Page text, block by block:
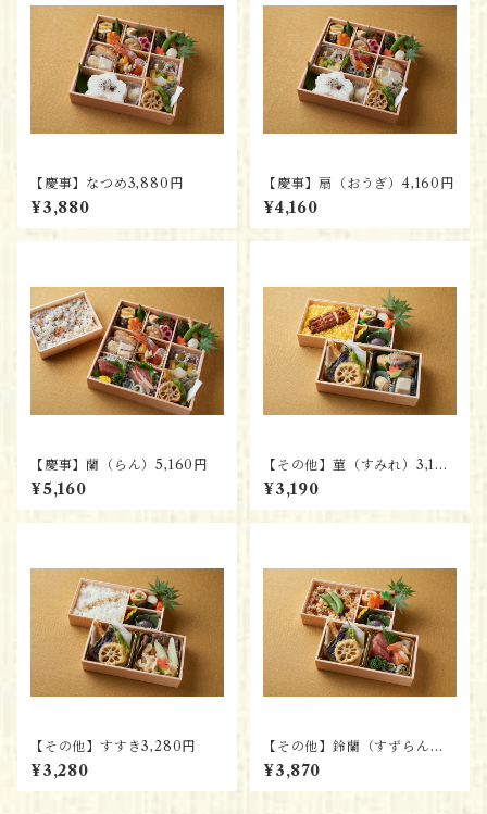
【慶事】なつめ3,880円
¥3,880
【慶事】扇（おうぎ）4,160円
¥4,160
【慶事】蘭（らん）5,160円
¥5,160
【その他】菫（すみれ）3,190
円
¥3,190
【その他】すすき3,280円
¥3,280
【その他】鈴蘭（すずらん）3,
870円
¥3,870